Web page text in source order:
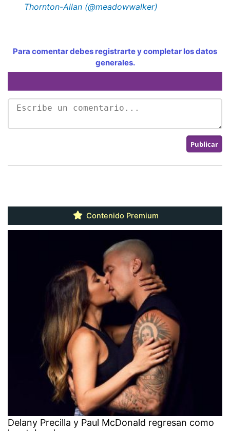
Thornton-Allan (@meadowwalker)
Para comentar debes registrarte y completar los datos
generales.
Contenido Premium
Delany Precilla y Paul McDonald regresan como